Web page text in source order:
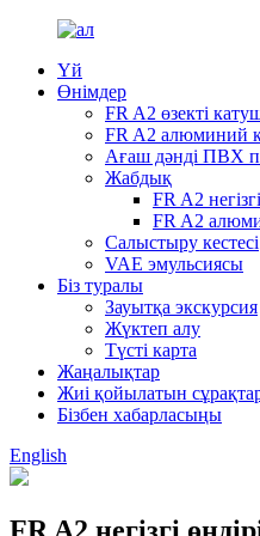
Үй
Өнімдер
FR A2 өзекті
FR A2 алюминий
Ағаш дәнді ПВХ
Жабдық
FR A2
FR A2
Салыстыру кестесі
VAE эмульсиясы
Біз туралы
Зауытқа экскурсия
Жүктеп алу
Түсті карта
Жаңалықтар
Жиі қойылатын
Бізбен хабарласыңы
English